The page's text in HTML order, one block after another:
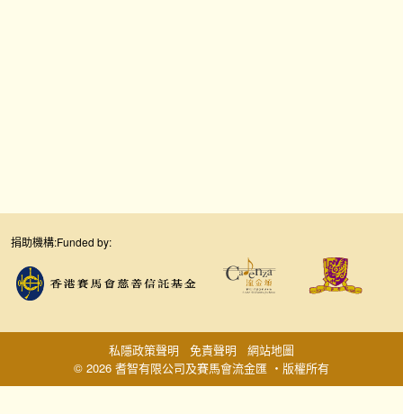
捐助機構:Funded by:
© 2026 耆智有限公司及賽馬會流金匯 ‧版權所有
私隱政策聲明 免責聲明 網站地圖